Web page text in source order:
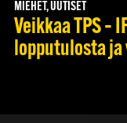
MIEHET, UUTISET
Veikkaa TPS –
lopputulosta ja